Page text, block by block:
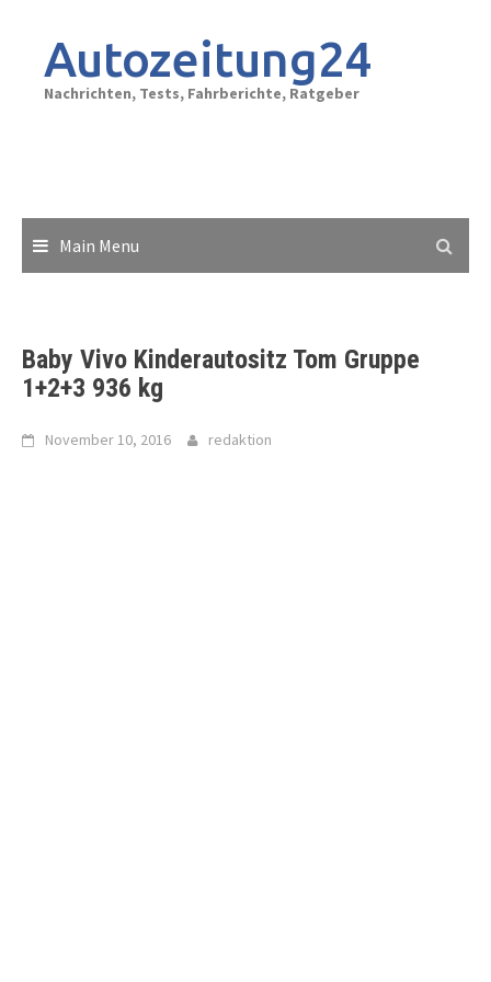
contentAutozeitung24
Nachrichten, Tests, Fahrberichte, Ratgeber
Main Menu
Baby Vivo Kinderautositz Tom Gruppe
1+2+3 936 kg
November 10, 2016 redaktion